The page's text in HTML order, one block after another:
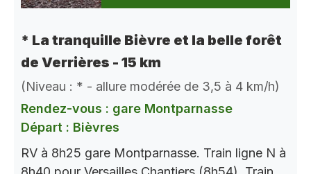
* La tranquille Bièvre et la belle forêt
de Verrières - 15 km
(Niveau : * - allure modérée de 3,5 à 4 km/h)
Rendez-vous : gare Montparnasse
Départ : Bièvres
RV à 8h25 gare Montparnasse. Train ligne N à